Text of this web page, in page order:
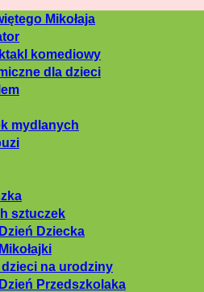
Mikołaja
komediowy
dla dzieci
mydlanych
sztuczek
Dziecka
na urodziny
Przedszkolaka